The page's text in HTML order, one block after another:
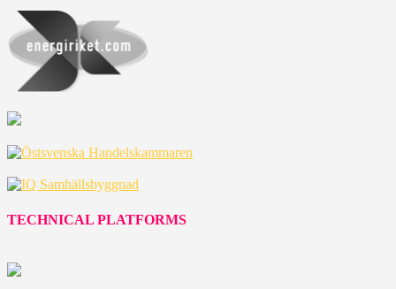
TECHNICAL PLATFORMS